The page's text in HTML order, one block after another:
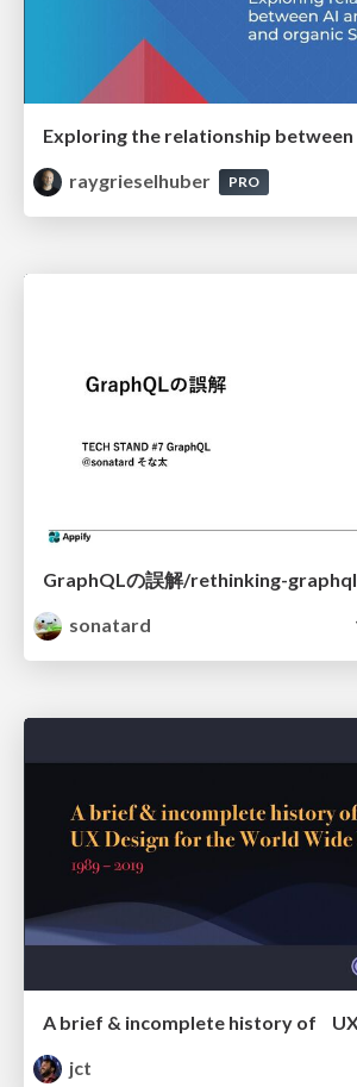
raygrieselhuber
PRO
GraphQLの誤解/rethinking-graphql
sonatard
jct